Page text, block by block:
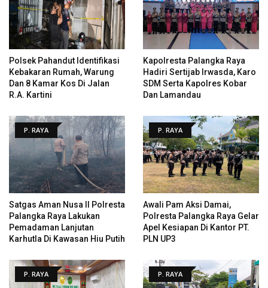
Polsek Pahandut Identifikasi
Kebakaran Rumah, Warung
Dan 8 Kamar Kos Di Jalan
R.A. Kartini
Kapolresta Palangka Raya
Hadiri Sertijab Irwasda, Karo
SDM Serta Kapolres Kobar
Dan Lamandau
P. RAYA
Satgas Aman Nusa II Polresta
Palangka Raya Lakukan
Pemadaman Lanjutan
Karhutla Di Kawasan Hiu Putih
P. RAYA
Awali Pam Aksi Damai,
Polresta Palangka Raya Gelar
Apel Kesiapan Di Kantor PT.
PLN UP3
P. RAYA P. RAYA